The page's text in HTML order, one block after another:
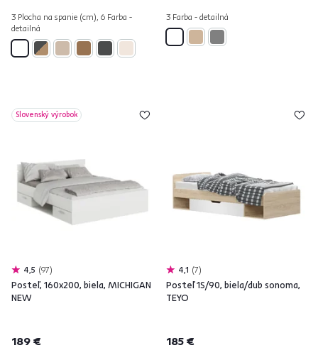
3 Plocha na spanie (cm), 6 Farba -
detailná
3 Farba - detailná
Slovenský výrobok
4,5 97
Posteľ, 160x200, biela, MICHIGAN
NEW
189 €
4,1 7
Posteľ 1S/90, biela/dub sonoma,
TEYO
185 €